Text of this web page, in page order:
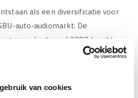
van cookies
als een diversificatie voor
auto-audiomarkt. De
maar kort: eind 2008 bracht
door liefde voor elektronica en